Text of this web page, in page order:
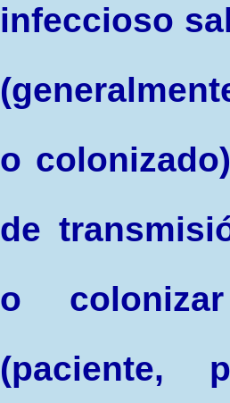
infeccioso
o
de
o
(paciente,